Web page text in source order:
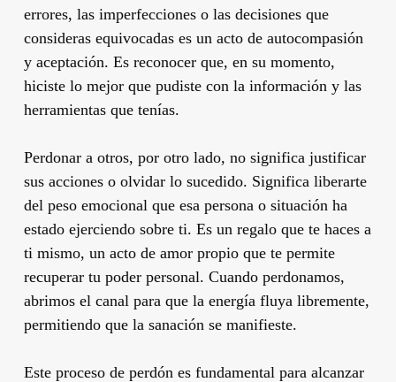
errores, las imperfecciones o las decisiones que
consideras equivocadas es un acto de autocompasión
y aceptación. Es reconocer que, en su momento,
hiciste lo mejor que pudiste con la información y las
herramientas que tenías.
Perdonar a otros, por otro lado, no significa justificar
sus acciones o olvidar lo sucedido. Significa liberarte
del peso emocional que esa persona o situación ha
estado ejerciendo sobre ti. Es un regalo que te haces a
ti mismo, un acto de amor propio que te permite
recuperar tu poder personal. Cuando perdonamos,
abrimos el canal para que la energía fluya libremente,
permitiendo que la sanación se manifieste.
Este proceso de perdón es fundamental para alcanzar